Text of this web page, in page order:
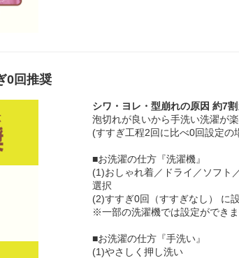
0回推奨
シワ・ヨレ・型崩れの原因 約7割
泡切れが良いから手洗い洗濯が楽
(すすぎ工程2回に比べ0回設定の
■お洗濯の仕方『洗濯機』
(1)おしゃれ着／ドライ／ソフト
選択
(2)すすぎ0回（すすぎなし） に
※一部の洗濯機では設定ができ
■お洗濯の仕方『手洗い』
(1)やさしく押し洗い